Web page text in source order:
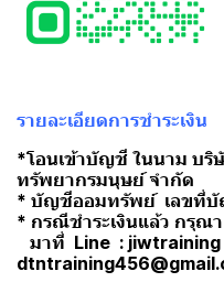
รายละเอียดการชำระเงิน
*โอนเข้าบัญชี ในนาม บริ
ทรัพยากรมนุษย์ จำกัด
* บัญชีออมทรัพย์ เลขที่บั
* กรณีชำระเงินแล้ว กรุณ
มาที่ Line :